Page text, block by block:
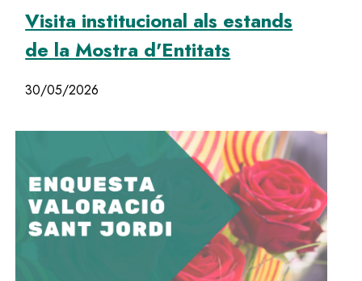
Visita institucional als estands
de la Mostra d'Entitats
30/05/2026